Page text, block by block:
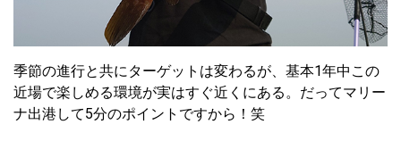
季節の進行と共にターゲットは変わるが、基本1年中この
近場で楽しめる環境が実はすぐ近くにある。だってマリー
ナ出港して5分のポイントですから！笑